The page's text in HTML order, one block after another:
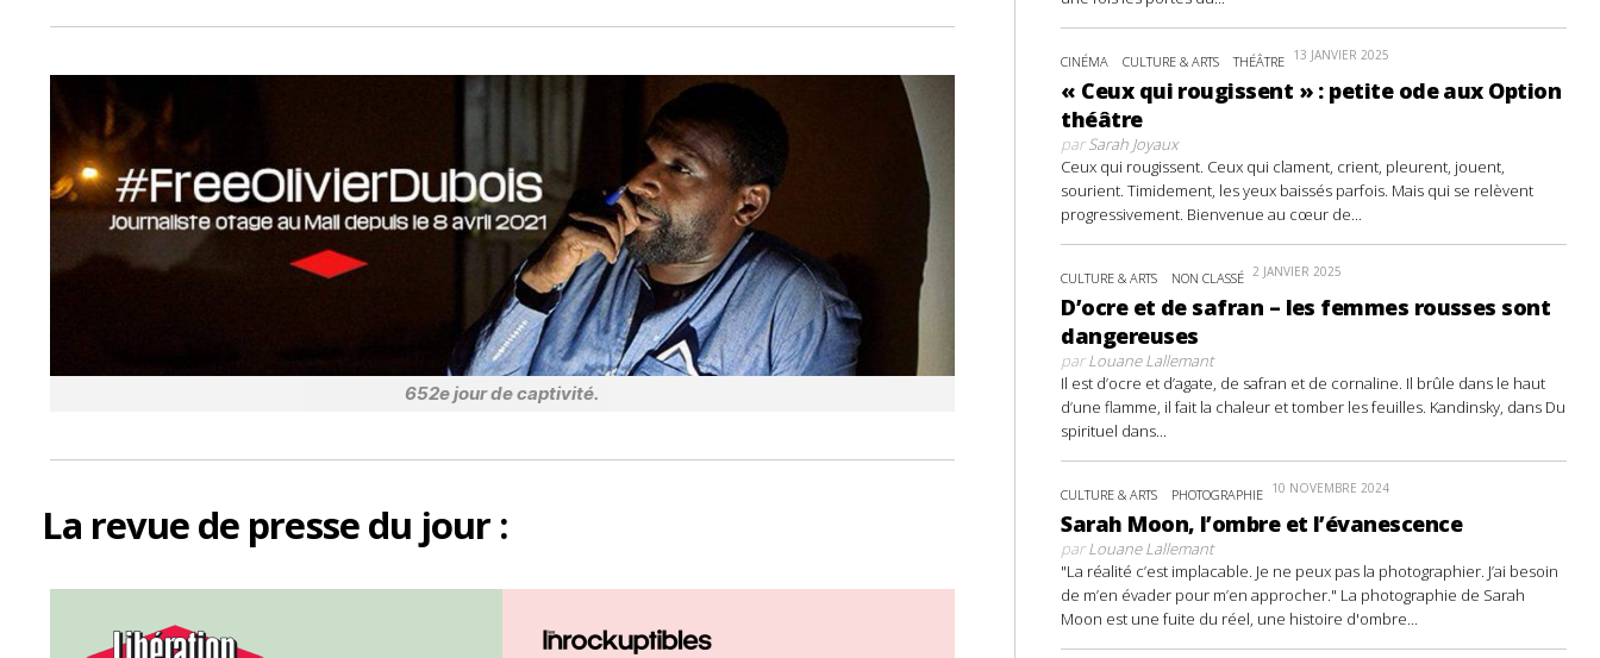
o
k
652e jour de captivité.
La revue de pressedu jour :
CINÉMA CULTURE & ARTS THÉÂTRE 13 JANVIER 2025
« Ceux qui rougissent » : petite ode aux Option
théâtre
parSarah Joyaux
Ceux qui rougissent. Ceux qui clament, crient, pleurent, jouent,
sourient. Timidement, les yeux baissés parfois. Mais qui se relèvent
progressivement. Bienvenue au cœur de...
CULTURE & ARTS NON CLASSÉ 2 JANVIER 2025
D’ocre et de safran – les femmes rousses sont
dangereuses
parLouane Lallemant
Il est d’ocre et d’agate, de safran et de cornaline. Il brûle dans le haut
d’une flamme, il fait la chaleur et tomber les feuilles. Kandinsky, dans Du
spirituel dans...
CULTURE & ARTS PHOTOGRAPHIE 10 NOVEMBRE 2024
Sarah Moon, l’ombre et l’évanescence
parLouane Lallemant
"La réalité c’est implacable. Je ne peux pas la photographier. J’ai besoin
de m’en évader pour m’en approcher." La photographie de Sarah
Moon est une fuite du réel, une histoire d'ombre...